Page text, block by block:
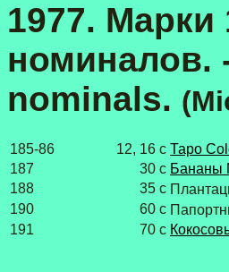
1977. Марки
номиналов.
nominals.
185-86 12, 16 с Таро
187
30 с Бананы
188
35 с
190
60 с
191
70 c